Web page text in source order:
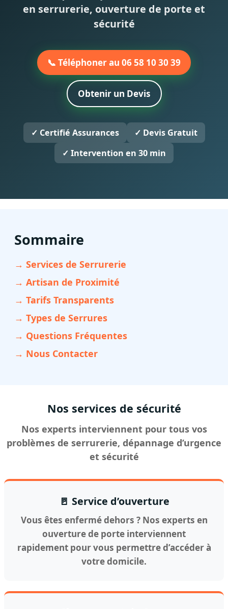
en serrurerie, ouverture de porte et
sécurité
📞 Téléphoner au 06 58 10 30 39
Obtenir un Devis
✓ Certifié Assurances
✓ Devis Gratuit
✓ Intervention en 30 min
Sommaire
→ Services de Serrurerie
→ Artisan de Proximité
→ Tarifs Transparents
→ Types de Serrures
→ Questions Fréquentes
→ Nous Contacter
Nos services de sécurité
Nos experts interviennent pour tous vos
problèmes de serrurerie, dépannage d’urgence
et sécurité
🚪 Service d’ouverture
Vous êtes enfermé dehors ? Nos experts en
ouverture de porte interviennent
rapidement pour vous permettre d’accéder à
votre domicile.